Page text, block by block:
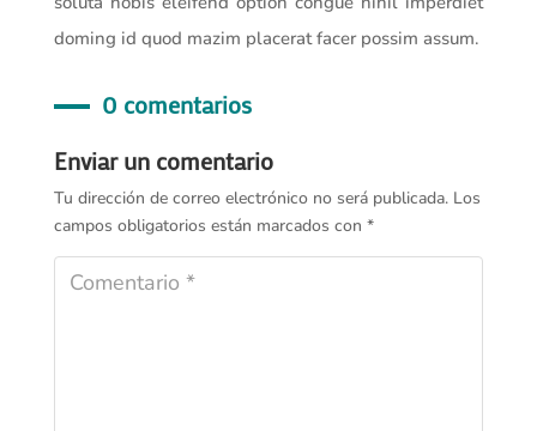
doming id quod mazim placerat facer possim assum.
0 comentarios
Enviar un comentario
Tu dirección de correo electrónico no será publicada. Los
campos obligatorios están marcados con *